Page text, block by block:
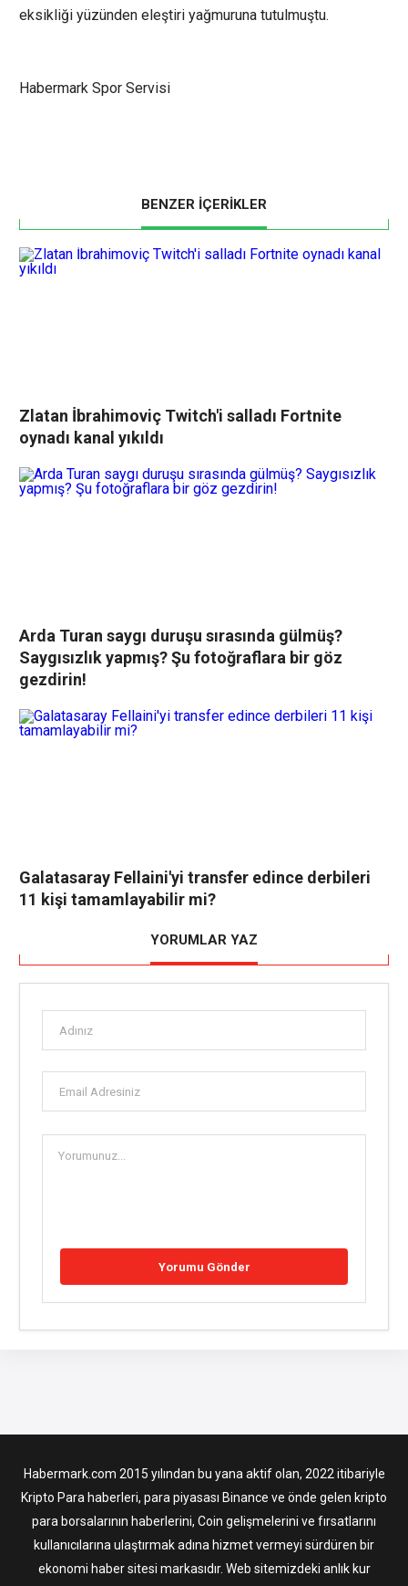
eksikliği yüzünden eleştiri yağmuruna tutulmuştu.
Habermark Spor Servisi
BENZER İÇERİKLER
Zlatan İbrahimoviç Twitch'i salladı Fortnite
oynadı kanal yıkıldı
Arda Turan saygı duruşu sırasında gülmüş?
Saygısızlık yapmış? Şu fotoğraflara bir göz
gezdirin!
Galatasaray Fellaini'yi transfer edince derbileri
11 kişi tamamlayabilir mi?
YORUMLAR YAZ
Habermark.com 2015 yılından bu yana aktif olan, 2022 itibariyle
Kripto Para haberleri, para piyasası Binance ve önde gelen kripto
para borsalarının haberlerini, Coin gelişmelerini ve fırsatlarını
kullanıcılarına ulaştırmak adına hizmet vermeyi sürdüren bir
ekonomi haber sitesi markasıdır. Web sitemizdeki anlık kur